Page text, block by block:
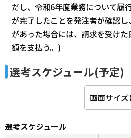
だし、令和6年度業務について履
が完了したことを発注者が確認
があった場合には、請求を受け
額を支払う。)
選考スケジュール(予定)
画面サイ
選考スケジュール